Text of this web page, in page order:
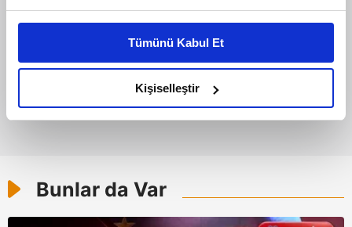
Bu çerezlere izin vermeniz halinde sizlere özel
daha iyi reklam deneyimi yaşatabiliriz. Bunu yaparken
amacımızın size daha iyi bir reklam deneyimi sunmak
olduğunu ve sizlere en iyi içerikleri sunabilmek adına
elimizden gelen çabayı gösterdiğimizi ve bu noktada,
reklamların maliyetlerimizi karşılamak noktasında tek gelir
Her halükârda, kullanıcılar, bu çerezlere izin vermedikleri
takdirde, kullanıcılara hedefli reklamlar
gösterilmeyecektir."
Tümünü Kabul Et
Kişiselleştir
Bunlar da Var